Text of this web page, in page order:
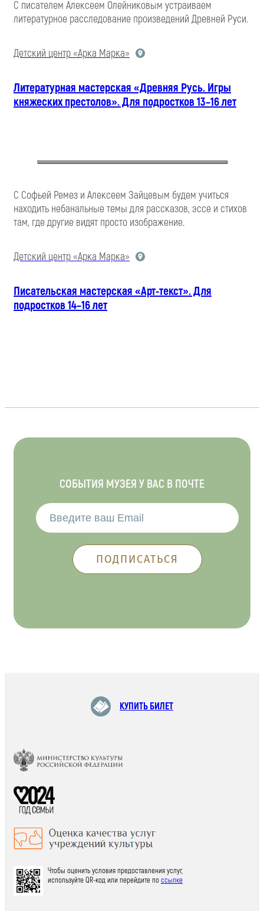
С писателем Алексеем Олейниковым устраиваем
литературное расследование произведений Древней Руси.
Детский центр «Арка Марка»
Литературная мастерская «Древняя Русь. Игры
княжеских престолов». Для подростков 13–16 лет
С Софьей Ремез и Алексеем Зайцевым будем учиться
находить небанальные темы для рассказов, эссе и стихов
там, где другие видят просто изображение.
Детский центр «Арка Марка»
Писательская мастерская «Арт-текст». Для
подростков 14–16 лет
СОБЫТИЯ МУЗЕЯ У ВАС В ПОЧТЕ
КУПИТЬ БИЛЕТ
Чтобы оценить условия предоставления услуг,
используйте QR-код или перейдите поссылке